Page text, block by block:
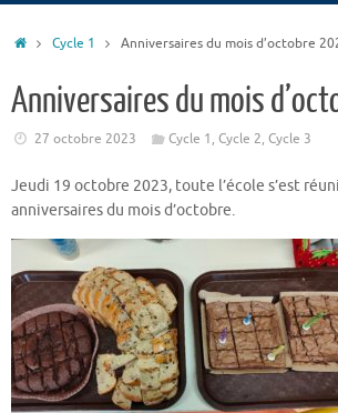
Accueil
Cycle 1 Anniversaires du mois d’octobre
Anniversaires du mois
27 octobre 2023 Cycle 1,Cycle 2,Cycle 3
Jeudi 19 octobre 2023, toute l’école s’est
anniversaires du mois d’octobre.